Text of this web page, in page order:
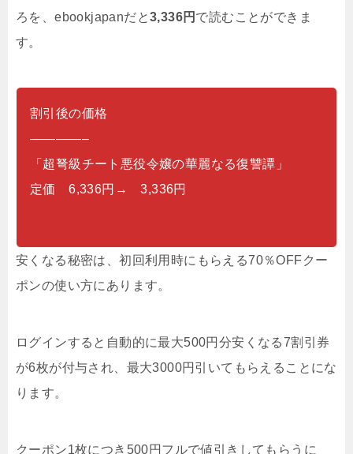
ろを、ebookjapanだと3,336円 で読むことができま
す。
割引後の価格
————–
「超弩級チート悪役令嬢の華麗なる復讐譚」
定価 6,336円→ 3,336円
安くなる秘密は、初回利用時にもらえる70％OFFクー
ポンの使い方にあります。
ログインすると自動的に最大500円分安くなる7割引券
が6枚が付与され、最大3000円引いてもらえることにな
ります。
クーポン1枚につき500円フルで値引きしてもらうに